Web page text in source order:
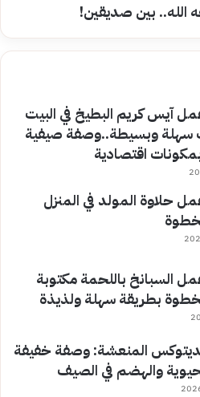
الله.. بين صديقين!
آيس كريم البطيخ في البيت
سهلة وبسيطة..وصفة صيفية
اقتصادية
حلاوة المولد في المنزل
السبانخ باللحمة مكتوبة
بطريقة سهلة ولذيذة
المنعشة: وصفة خفيفة
والهضم في الصيف